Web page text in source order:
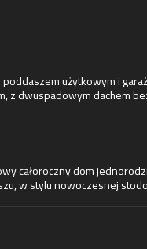
użytkowym i
z dwuspadowym dachem
całoroczny dom
w stylu nowoczesnej